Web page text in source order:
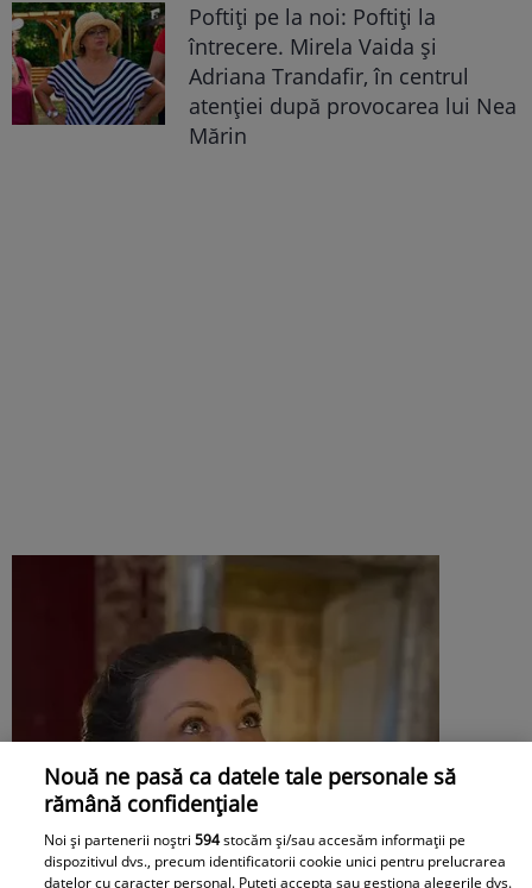
Poftiți pe la noi: Poftiți la
întrecere. Mirela Vaida și
Adriana Trandafir, în centrul
atenției după provocarea lui Nea
Mărin
Nouă ne pasă ca datele tale personale să
rămână confidențiale
Noi și partenerii noștri594stocăm și/sau accesăm informații pe
dispozitivul dvs., precum identificatorii cookie unici pentru prelucrarea
datelor cu caracter personal. Puteți accepta sau gestiona alegerile dvs.